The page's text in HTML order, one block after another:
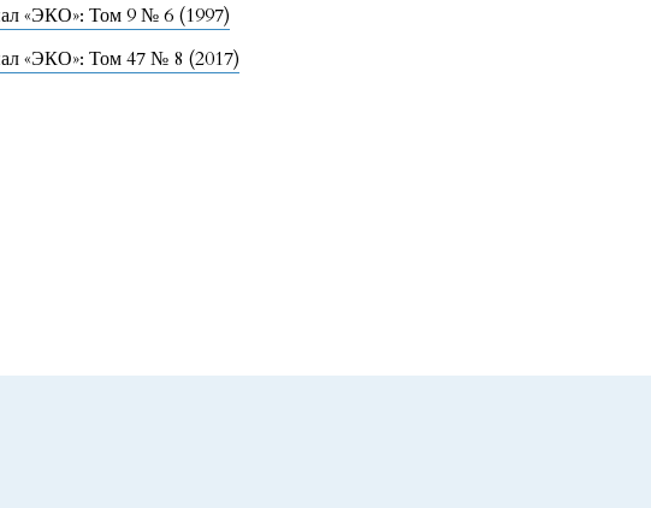
«ЭКО»: Том 9 № 6 (1997)
«ЭКО»: Том 47 № 8 (2017)